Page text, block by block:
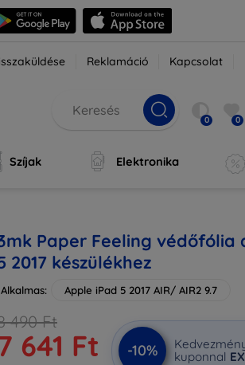
Reklamáció Kapcsolat
0 0
Szíjak Elektronika
Paper Feeling védőfólia
2017 készülékhez
Alkalmas: Apple iPad 5 2017 AIR/ AIR2 9.7
490 Ft
641 Ft -10%
kuponnal